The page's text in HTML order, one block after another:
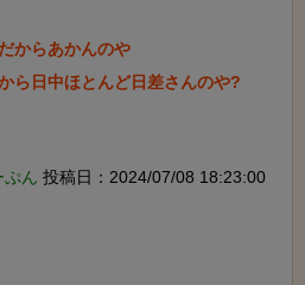
からあかんのや
ら日中ほとんど日差さんのや?
ぷん 投稿日：2024/07/08 18:23:00